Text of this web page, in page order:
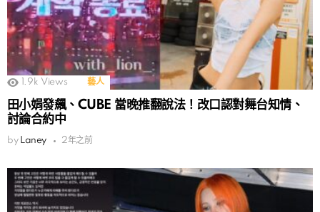
1.9k Views 藝人
田小娟發飆、CUBE 當晚推翻說法！改口認對舞台知情、
討論合約中
by Laney 2年之前